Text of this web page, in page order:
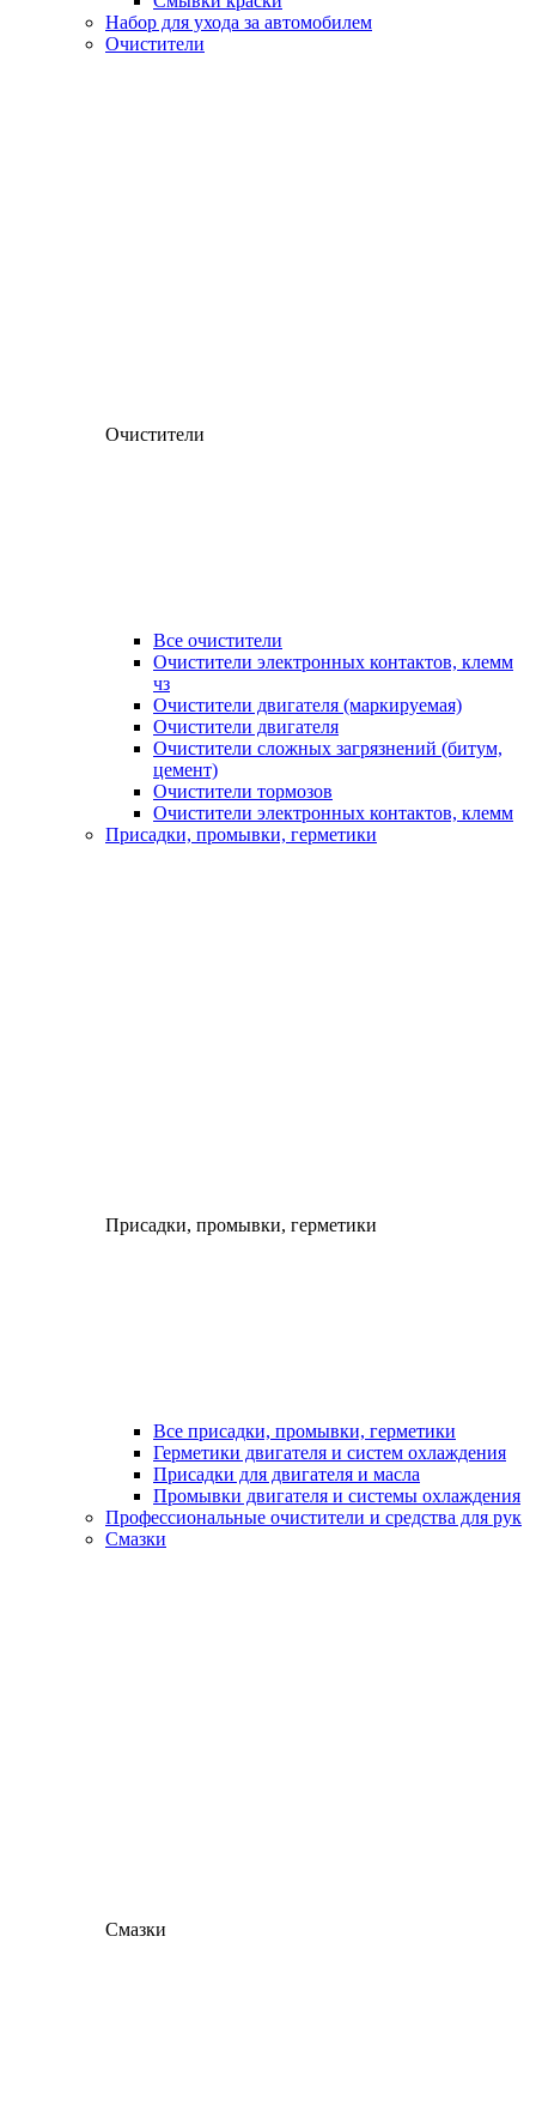
Набор для ухода за автомобилем
Очистители
Очистители
Все очистители
Очистители электронных контактов, клемм
чз
Очистители двигателя (маркируемая)
Очистители двигателя
Очистители сложных загрязнений (битум,
цемент)
Очистители тормозов
Очистители электронных контактов, клемм
Присадки, промывки, герметики
Присадки, промывки, герметики
Все присадки, промывки, герметики
Герметики двигателя и систем охлаждения
Присадки для двигателя и масла
Промывки двигателя и системы охлаждения
Профессиональные очистители и средства для рук
Смазки
Смазки